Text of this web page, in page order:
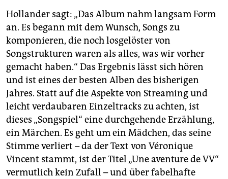
Hollander sagt: „Das Album nahm langsam Form
an. Es begann mit dem Wunsch, Songs zu
komponieren, die noch losgelöster von
Songstrukturen waren als alles, was wir vorher
gemacht haben.“ Das Ergebnis lässt sich hören
und ist eines der besten Alben des bisherigen
Jahres. Statt auf die Aspekte von Streaming und
leicht verdaubaren Einzeltracks zu achten, ist
dieses „Songspiel“ eine durchgehende Erzählung,
ein Märchen. Es geht um ein Mädchen, das seine
Stimme verliert – da der Text von Véronique
Vincent stammt, ist der Titel „Une aventure de VV“
vermutlich kein Zufall – und über fabelhafte